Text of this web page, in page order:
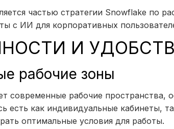
частью стратегии Snowflake по
с ИИ для корпоративных
И
рабочие зоны
современные рабочие
есть как индивидуальные кабинеты,
оптимальные условия для работы.